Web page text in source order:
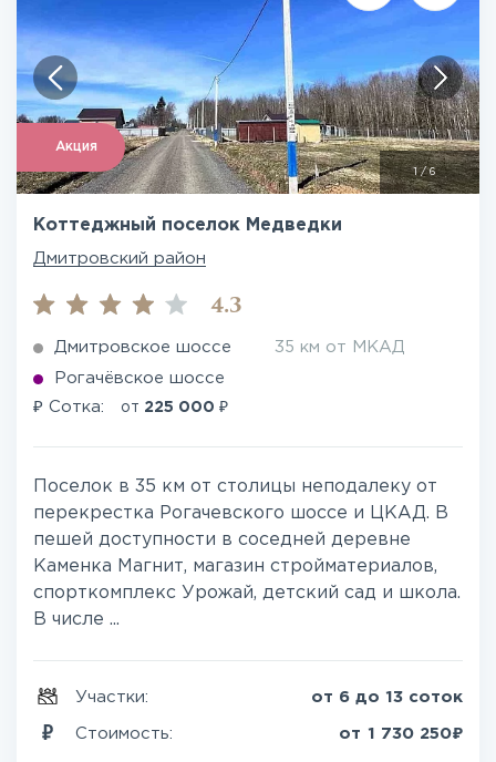
Акция
1/6
Коттеджный поселок Медведки
Дмитровский район
4.3
Дмитровское шоссе 35 км от МКАД
Рогачёвское шоссе
₽ Сотка: от 225 000 ₽
Поселок в 35 км от столицы неподалеку от
перекрестка Рогачевского шоссе и ЦКАД. В
пешей доступности в соседней деревне
Каменка Магнит, магазин стройматериалов,
спорткомплекс Урожай, детский сад и школа.
В числе ...
Участки: от 6 до 13 соток
Стоимость: от 1 730 250₽